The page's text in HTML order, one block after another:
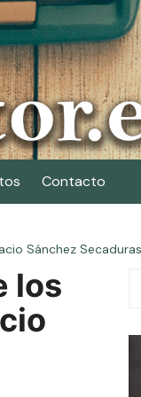
Contacto
Sánchez Secaduras
los